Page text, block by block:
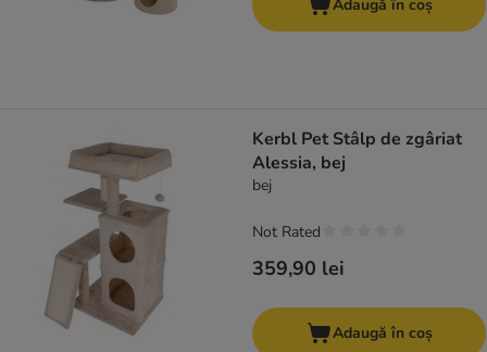
Adaugă în coș
Kerbl Pet Stâlp de zgâriat
Alessia, bej
bej
359,90 lei
Not Rated
Adaugă în coș